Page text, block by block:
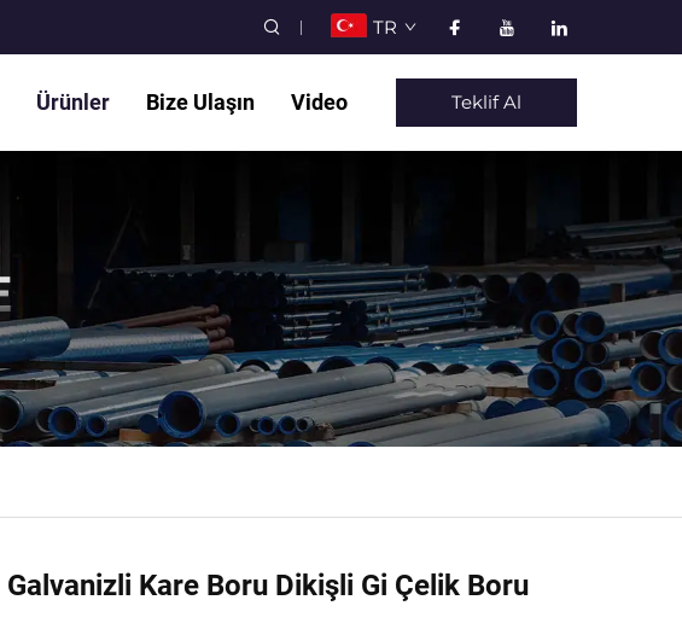
TR
Ürünler Bize Ulaşın Video Teklif Al
Galvanizli Kare Boru Dikişli Gi Çelik Boru